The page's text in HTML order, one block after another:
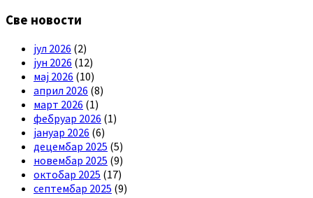
Све новости
јул 2026 (2)
јун 2026 (12)
мај 2026 (10)
април 2026 (8)
март 2026 (1)
фебруар 2026 (1)
јануар 2026 (6)
децембар 2025 (5)
новембар 2025 (9)
октобар 2025 (17)
септембар 2025 (9)